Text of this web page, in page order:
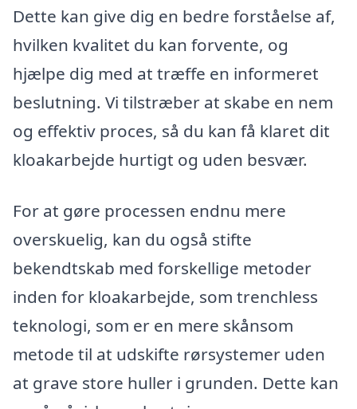
Dette kan give dig en bedre forståelse af,
hvilken kvalitet du kan forvente, og
hjælpe dig med at træffe en informeret
beslutning. Vi tilstræber at skabe en nem
og effektiv proces, så du kan få klaret dit
kloakarbejde hurtigt og uden besvær.
For at gøre processen endnu mere
overskuelig, kan du også stifte
bekendtskab med forskellige metoder
inden for kloakarbejde, som trenchless
teknologi, som er en mere skånsom
metode til at udskifte rørsystemer uden
at grave store huller i grunden. Dette kan